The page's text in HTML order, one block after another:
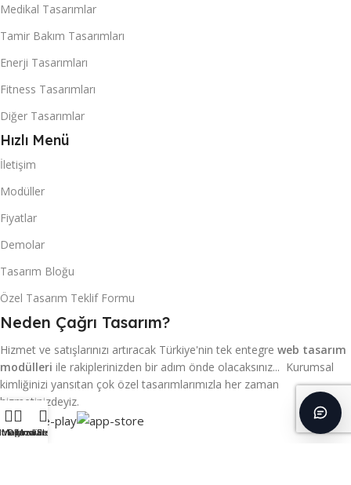
Medikal Tasarımlar
Tamir Bakım Tasarımları
Enerji Tasarımları
Fitness Tasarımları
Diğer Tasarımlar
Hızlı Menü
İletişim
Modüller
Fiyatlar
Demolar
Tasarım Bloğu
Özel Tasarım Teklif Formu
Neden Çağrı Tasarım?
Hizmet ve satışlarınızı artıracak Türkiye'nin tek entegre web tasarım
modülleri ile rakiplerinizden bir adım önde olacaksınız... Kurumsal
kimliğinizi yansıtan çok özel tasarımlarımızla her zaman
hizmetinizdeyiz.
Mağaza
Demolar
ModüllerSepet